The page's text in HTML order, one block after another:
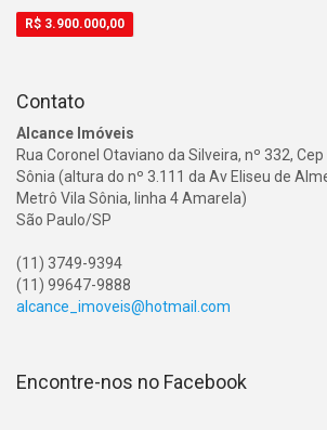
R$ 3.900.000,00
Contato
Alcance Imóveis
Rua Coronel Otaviano da Silveira, nº 332,
Sônia (altura do nº 3.111 da Av Eliseu de
Metrô Vila Sônia, linha 4 Amarela)
São Paulo/SP
(11) 3749-9394
(11) 99647-9888
alcance_imoveis@hotmail.com
Encontre-nos no Facebook